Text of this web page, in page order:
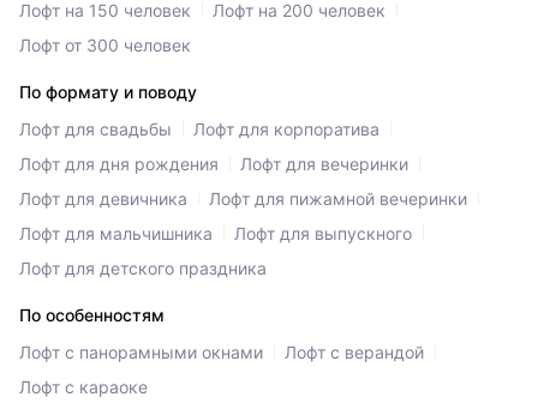
Лофт на 150 человек
Лофт на 200 человек
Лофт от 300 человек
По формату и поводу
Лофт для свадьбы
Лофт для корпоратива
Лофт для дня рождения
Лофт для вечеринки
Лофт для девичника
Лофт для пижамной вечеринки
Лофт для мальчишника
Лофт для выпускного
Лофт для детского праздника
По особенностям
Лофт с панорамными окнами
Лофт с верандой
Лофт с караоке